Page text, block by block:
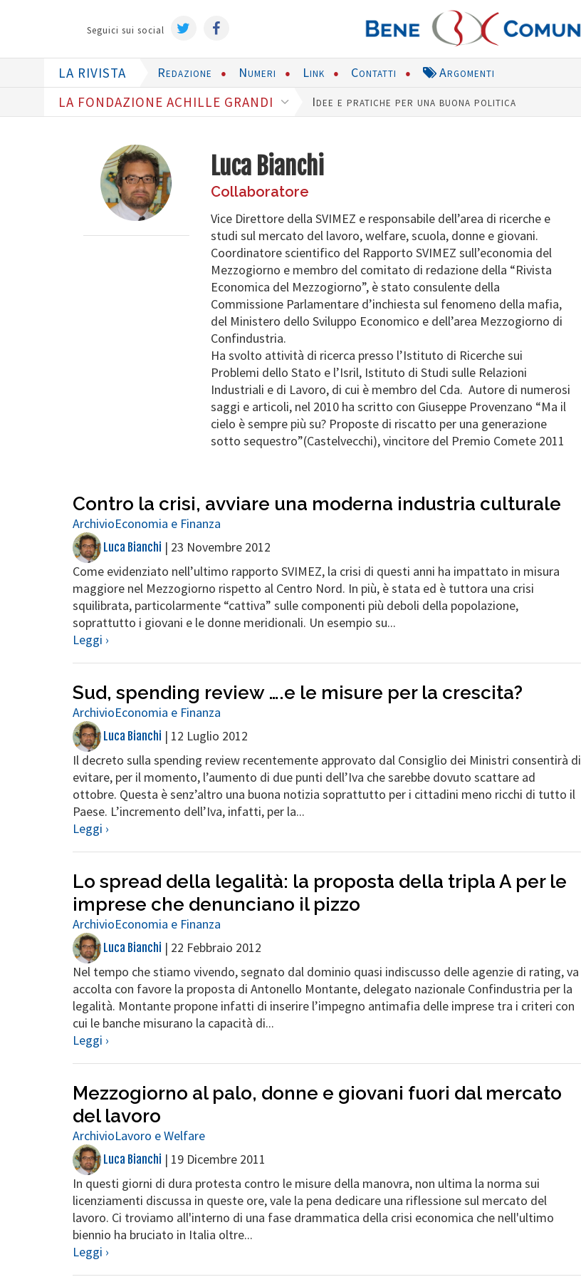
Seguici sui social
LA RIVISTA Redazione Numeri Link Contatti Argomenti
LA FONDAZIONE ACHILLE GRANDI Idee e pratiche per una buona politica
Luca Bianchi
Collaboratore
Vice Direttore della SVIMEZ e responsabile dell’area di ricerche e
studi sul mercato del lavoro, welfare, scuola, donne e giovani.
Coordinatore scientifico del Rapporto SVIMEZ sull’economia del
Mezzogiorno e membro del comitato di redazione della “Rivista
Economica del Mezzogiorno”, è stato consulente della
Commissione Parlamentare d’inchiesta sul fenomeno della mafia,
del Ministero dello Sviluppo Economico e dell’area Mezzogiorno di
Confindustria.
Ha svolto attività di ricerca presso l’Istituto di Ricerche sui
Problemi dello Stato e l’Isril, Istituto di Studi sulle Relazioni
Industriali e di Lavoro, di cui è membro del Cda. Autore di numerosi
saggi e articoli, nel 2010 ha scritto con Giuseppe Provenzano “Ma il
cielo è sempre più su? Proposte di riscatto per una generazione
sotto sequestro”(Castelvecchi), vincitore del Premio Comete 2011
Contro la crisi, avviare una moderna industria culturale
ArchivioEconomia e Finanza
Luca Bianchi | 23 Novembre 2012
Come evidenziato nell’ultimo rapporto SVIMEZ, la crisi di questi anni ha impattato in misura
maggiore nel Mezzogiorno rispetto al Centro Nord. In più, è stata ed è tuttora una crisi
squilibrata, particolarmente “cattiva” sulle componenti più deboli della popolazione,
soprattutto i giovani e le donne meridionali. Un esempio su...
Leggi ›
Sud, spending review ….e le misure per la crescita?
ArchivioEconomia e Finanza
Luca Bianchi | 12 Luglio 2012
Il decreto sulla spending review recentemente approvato dal Consiglio dei Ministri consentirà di
evitare, per il momento, l’aumento di due punti dell’Iva che sarebbe dovuto scattare ad
ottobre. Questa è senz’altro una buona notizia soprattutto per i cittadini meno ricchi di tutto il
Paese. L’incremento dell’Iva, infatti, per la...
Leggi ›
Lo spread della legalità: la proposta della tripla A per le
imprese che denunciano il pizzo
ArchivioEconomia e Finanza
Luca Bianchi | 22 Febbraio 2012
Nel tempo che stiamo vivendo, segnato dal dominio quasi indiscusso delle agenzie di rating, va
accolta con favore la proposta di Antonello Montante, delegato nazionale Confindustria per la
legalità. Montante propone infatti di inserire l’impegno antimafia delle imprese tra i criteri con
cui le banche misurano la capacità di...
Leggi ›
Mezzogiorno al palo, donne e giovani fuori dal mercato
del lavoro
ArchivioLavoro e Welfare
Luca Bianchi | 19 Dicembre 2011
In questi giorni di dura protesta contro le misure della manovra, non ultima la norma sui
licenziamenti discussa in queste ore, vale la pena dedicare una riflessione sul mercato del
lavoro. Ci troviamo all'interno di una fase drammatica della crisi economica che nell'ultimo
biennio ha bruciato in Italia oltre...
Leggi ›